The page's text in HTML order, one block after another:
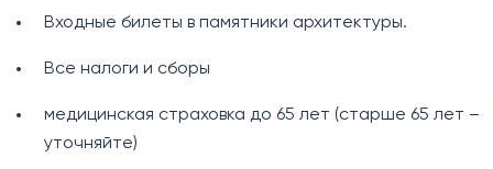
Входные билеты в памятники архитектуры.
Все налоги и сборы
медицинская страховка до 65 лет (старше 65 лет –
уточняйте)